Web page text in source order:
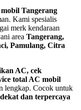
Tangerang
Kami spesialis
merk kendaraan
area Tangerang,
Pamulang, Citra
AC, cek
total AC mobil
lengkap. Cocok untuk
dan terpercaya